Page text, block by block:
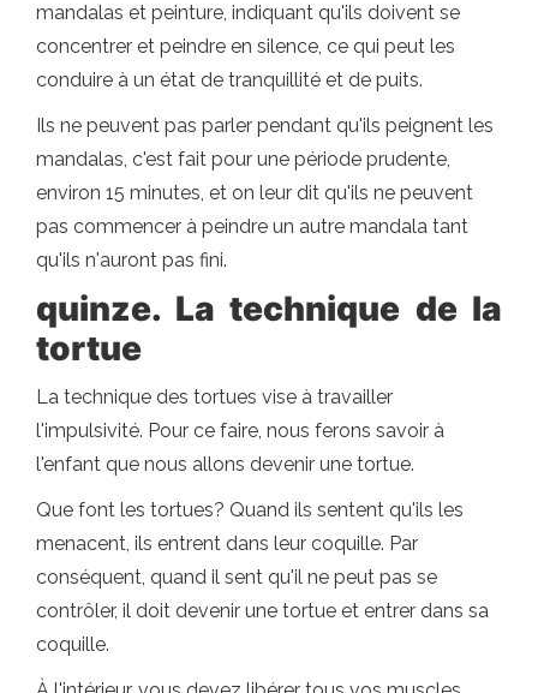
mandalas et peinture, indiquant qu'ils doivent se
concentrer et peindre en silence, ce qui peut les
conduire à un état de tranquillité et de puits.
Ils ne peuvent pas parler pendant qu'ils peignent les
mandalas, c'est fait pour une période prudente,
environ 15 minutes, et on leur dit qu'ils ne peuvent
pas commencer à peindre un autre mandala tant
qu'ils n'auront pas fini.
quinze. La technique de la
tortue
La technique des tortues vise à travailler
l'impulsivité. Pour ce faire, nous ferons savoir à
l'enfant que nous allons devenir une tortue.
Que font les tortues? Quand ils sentent qu'ils les
menacent, ils entrent dans leur coquille. Par
conséquent, quand il sent qu'il ne peut pas se
contrôler, il doit devenir une tortue et entrer dans sa
coquille.